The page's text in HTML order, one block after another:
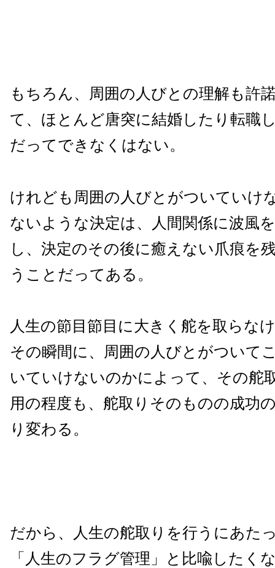
もちろん、周囲の人びとの理解も許
て、ほとんど唐突に結婚したり転職
だってできなくはない。
けれども周囲の人びとがついていけ
ないような決定は、人間関係に波風
し、決定のその後に癒えない爪痕を
うことだってある。
人生の節目節目に大きく舵を取らな
その瞬間に、周囲の人びとがついて
いていけないのかによって、その舵
用の程度も、舵取りそのものの成功
り変わる。
だから、人生の舵取りを行うにあた
「人生のフラグ管理」と比喩したく